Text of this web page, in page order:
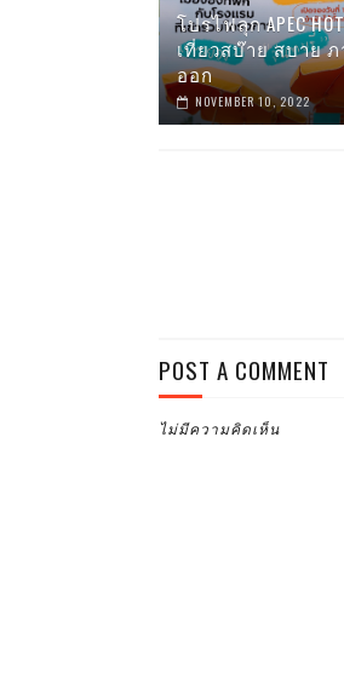
โปรไฟลุก APEC HOT
เที่ยวสบ๊าย สบาย
ออก
NOVEMBER 10, 2022
POST A COMMENT
ไม่มีความคิดเห็น